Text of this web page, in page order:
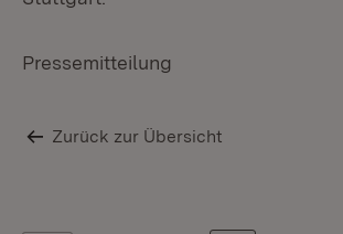
Pressemitteilung
Zurück zur Übersicht